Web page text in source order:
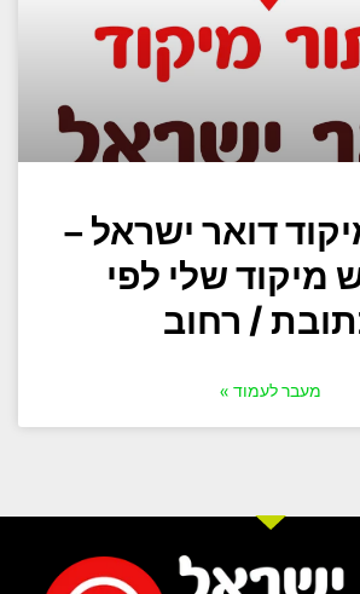
דואר ישראל –
מיקוד שלי לפי
/ רחוב
מעבר לעמוד »